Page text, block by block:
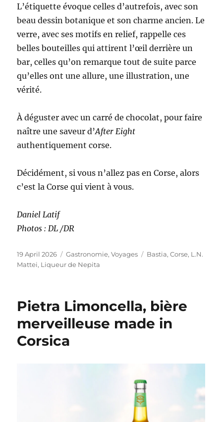
L’étiquette évoque celles d’autrefois, avec son
beau dessin botanique et son charme ancien. Le
verre, avec ses motifs en relief, rappelle ces
belles bouteilles qui attirent l’œil derrière un
bar, celles qu’on remarque tout de suite parce
qu’elles ont une allure, une illustration, une
vérité.
À déguster avec un carré de chocolat, pour faire
naître une saveur d’After Eight
authentiquement corse.
Décidément, si vous n’allez pas en Corse, alors
c’est la Corse qui vient à vous.
Daniel Latif
Photos : DL /DR
Posted
on
19 April 2026 Categories
Gastronomie,Voyages Tags
Bastia,Corse, L.N.
Mattei, Liqueur de Nepita
Pietra Limoncella, bière
merveilleuse made in
Corsica